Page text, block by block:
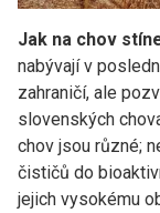
Jak na chov
nabývají v
zahraničí, ale
slovenských
chov jsou různé;
čističů do
jejich vysokému